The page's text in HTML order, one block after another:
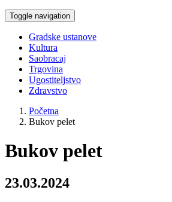
Toggle navigation
Gradske ustanove
Kultura
Saobracaj
Trgovina
Ugostiteljstvo
Zdravstvo
Početna
Bukov pelet
Bukov pelet
23.03.2024